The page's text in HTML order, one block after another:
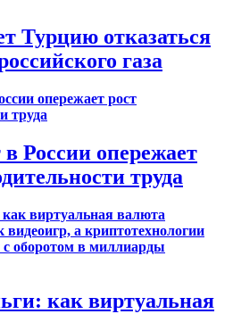
Турцию отказаться
газа
в России опережает
труда
как виртуальная